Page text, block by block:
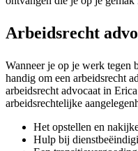
Arbeidsrecht
Wanneer je op je werk tegen
handig om een arbeidsrecht
arbeidsrecht advocaat in
arbeidsrechtelijke
Het opstellen en
Hulp bij